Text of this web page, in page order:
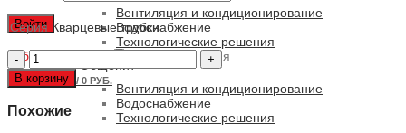
Войти
Забыли пароль? Запомнить меня
0ПУНКТОВ / 0 РУБ.
Вентиляция и кондиционирование
Водоснабжение
Технологические решения
Общепит
Вентиляция и кондиционирование
Водоснабжение
Технологические решения
Серия Кварцевые трубки
Количество
товара
Q
459-
В корзину
Похожие